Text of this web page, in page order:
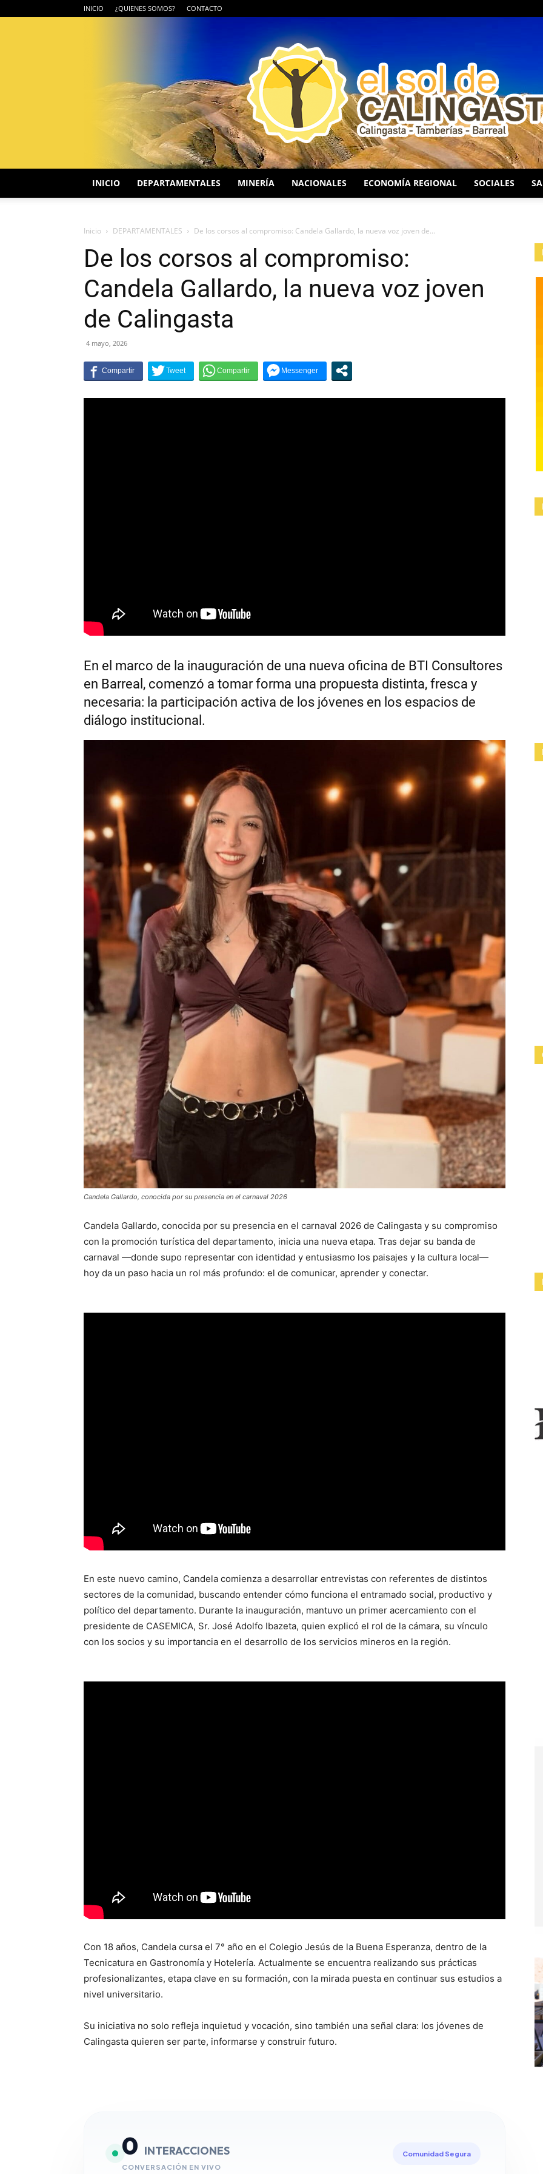
INICIO ¿QUIENES SOMOS? CONTACTO
SOL
INICIO DEPARTAMENTALES MINERÍA NACIONALES ECONOMÍA REGIONAL SOCIALES
Inicio DEPARTAMENTALES De los corsos al compromiso: Candela Gallardo, la nueva voz joven de...
De los corsos al compromiso:
Candela Gallardo, la nueva voz joven
de Calingasta
4 mayo, 2026
En el marco de la inauguración de una nueva oficina de BTI Consultores
en Barreal, comenzó a tomar forma una propuesta distinta, fresca y
necesaria: la participación activa de los jóvenes en los espacios de
diálogo institucional.
Candela Gallardo, conocida por su presencia en el carnaval 2026
Candela Gallardo, conocida por su presencia en el carnaval 2026 de Calingasta y su compromiso
con la promoción turística del departamento, inicia una nueva etapa. Tras dejar su banda de
carnaval —donde supo representar con identidad y entusiasmo los paisajes y la cultura local—
hoy da un paso hacia un rol más profundo: el de comunicar, aprender y conectar.
En este nuevo camino, Candela comienza a desarrollar entrevistas con referentes de distintos
sectores de la comunidad, buscando entender cómo funciona el entramado social, productivo y
político del departamento. Durante la inauguración, mantuvo un primer acercamiento con el
presidente de CASEMICA, Sr. José Adolfo Ibazeta, quien explicó el rol de la cámara, su vínculo
con los socios y su importancia en el desarrollo de los servicios mineros en la región.
Con 18 años, Candela cursa el 7° año en el Colegio Jesús de la Buena Esperanza, dentro de la
Tecnicatura en Gastronomía y Hotelería. Actualmente se encuentra realizando sus prácticas
profesionalizantes, etapa clave en su formación, con la mirada puesta en continuar sus estudios a
nivel universitario.
Su iniciativa no solo refleja inquietud y vocación, sino también una señal clara: los jóvenes de
Calingasta quieren ser parte, informarse y construir futuro.
0 INTERACCIONES
CONVERSACIÓN EN VIVO
Comunidad Segura